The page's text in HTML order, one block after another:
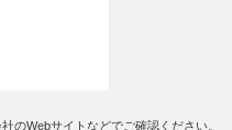
め、
のWebサイトなどでご確認ください。